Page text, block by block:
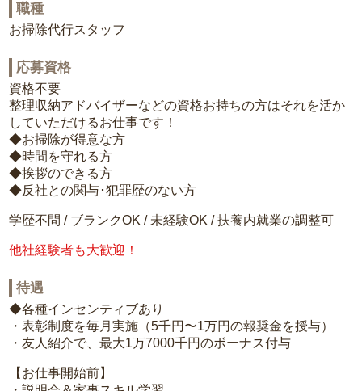
職種
お掃除代行スタッフ
応募資格
資格不要
整理収納アドバイザーなどの資格お持ちの方はそれを活か
していただけるお仕事です！
◆お掃除が得意な方
◆時間を守れる方
◆挨拶のできる方
◆反社との関与･犯罪歴のない方
学歴不問 / ブランクOK / 未経験OK / 扶養内就業の調整可
他社経験者も大歓迎！
待遇
◆各種インセンティブあり
・表彰制度を毎月実施（5千円〜1万円の報奨金を授与）
・友人紹介で、最大1万7000千円のボーナス付与
【お仕事開始前】